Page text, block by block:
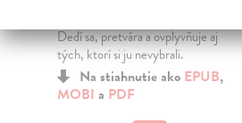
Dedí sa, pretvára a ovplyvňuje aj
tých, ktorí si ju nevybrali.
Na stiahnutie ako EPUB,
MOBI a PDF